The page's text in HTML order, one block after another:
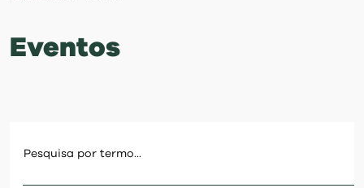
investir
Eventos